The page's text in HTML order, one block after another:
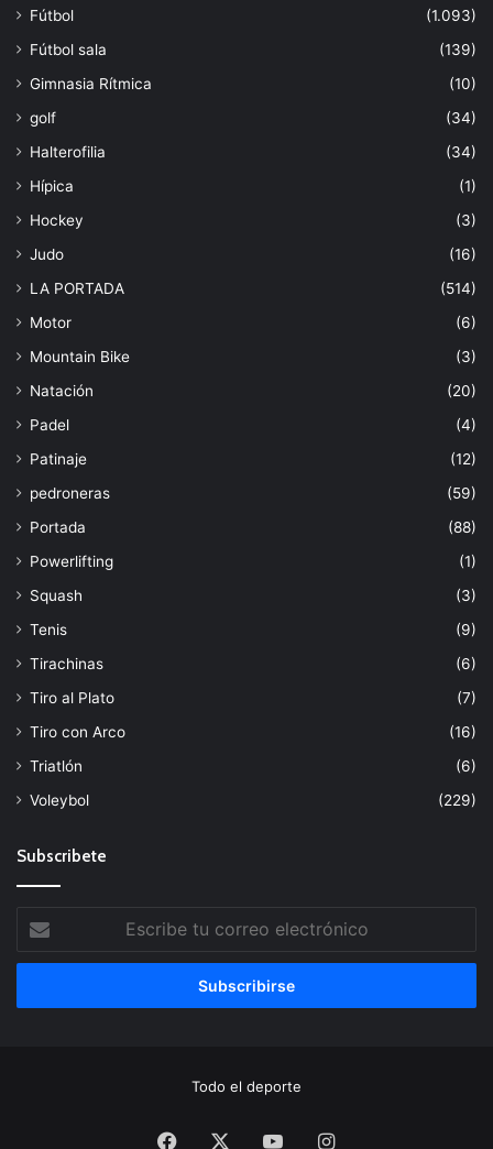
Fútbol
(1.093)
Fútbol sala
(139)
Gimnasia Rítmica
(10)
golf
(34)
Halterofilia
(34)
Hípica
(1)
Hockey
(3)
Judo
(16)
LA PORTADA
(514)
Motor
(6)
Mountain Bike
(3)
Natación
(20)
Padel
(4)
Patinaje
(12)
pedroneras
(59)
Portada
(88)
Powerlifting
(1)
Squash
(3)
Tenis
(9)
Tirachinas
(6)
Tiro al Plato
(7)
Tiro con Arco
(16)
Triatlón
(6)
Voleybol
(229)
Subscribete
tu
correo
Todo el deporte
Facebook YouTubeInstagram